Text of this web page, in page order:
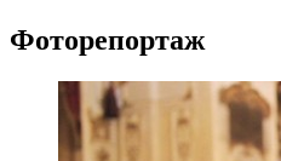
Фоторепортаж